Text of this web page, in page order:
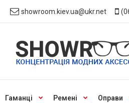
showroom.kiev.ua@ukr.net
Гаманці Ремені Оправи